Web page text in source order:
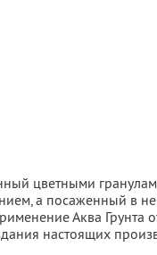
цветными
а посаженный в
Аква Грунта
настоящих